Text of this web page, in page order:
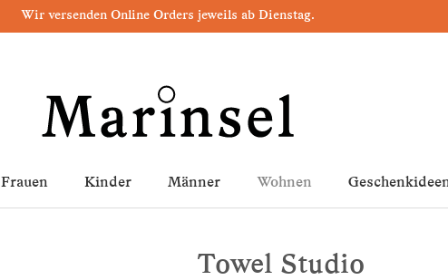
Wir versenden Online Orders jeweils ab Dienstag.
Frauen Kinder Männer Wohnen
Towel Studio